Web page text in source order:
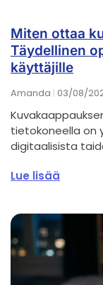
Miten ottaa
Täydellinen
käyttäjille
Amanda 03/08/
tietokoneella on
digitaalisista
Lue lisää